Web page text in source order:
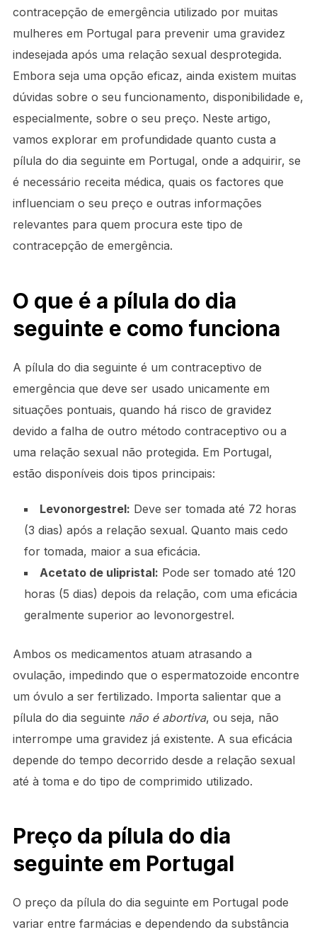
contracepção de emergência utilizado por muitas
mulheres em Portugal para prevenir uma gravidez
indesejada após uma relação sexual desprotegida.
Embora seja uma opção eficaz, ainda existem muitas
dúvidas sobre o seu funcionamento, disponibilidade e,
especialmente, sobre o seu preço. Neste artigo,
vamos explorar em profundidade quanto custa a
pílula do dia seguinte em Portugal, onde a adquirir, se
é necessário receita médica, quais os factores que
influenciam o seu preço e outras informações
relevantes para quem procura este tipo de
contracepção de emergência.
O que é a pílula do dia
seguinte e como funciona
A pílula do dia seguinte é um contraceptivo de
emergência que deve ser usado unicamente em
situações pontuais, quando há risco de gravidez
devido a falha de outro método contraceptivo ou a
uma relação sexual não protegida. Em Portugal,
estão disponíveis dois tipos principais:
Levonorgestrel: Deve ser tomada até 72 horas
(3 dias) após a relação sexual. Quanto mais cedo
for tomada, maior a sua eficácia.
Acetato de ulipristal: Pode ser tomado até 120
horas (5 dias) depois da relação, com uma eficácia
geralmente superior ao levonorgestrel.
Ambos os medicamentos atuam atrasando a
ovulação, impedindo que o espermatozoide encontre
um óvulo a ser fertilizado. Importa salientar que a
pílula do dia seguinte não é abortiva, ou seja, não
interrompe uma gravidez já existente. A sua eficácia
depende do tempo decorrido desde a relação sexual
até à toma e do tipo de comprimido utilizado.
Preço da pílula do dia
seguinte em Portugal
O preço da pílula do dia seguinte em Portugal pode
variar entre farmácias e dependendo da substância